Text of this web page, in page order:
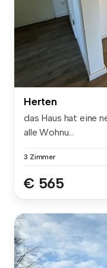
Herten
das Haus hat eine
alle Wohnu...
3 Zimmer
€ 565